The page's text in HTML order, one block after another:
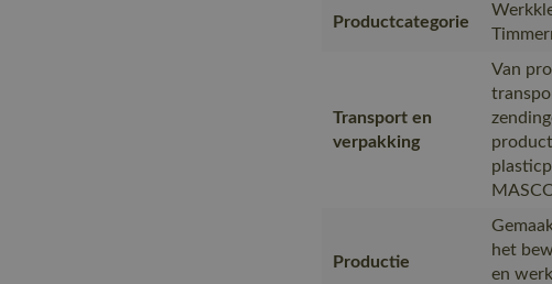
Productcategorie
Transport en
verpakking
Van
Productie
het
en